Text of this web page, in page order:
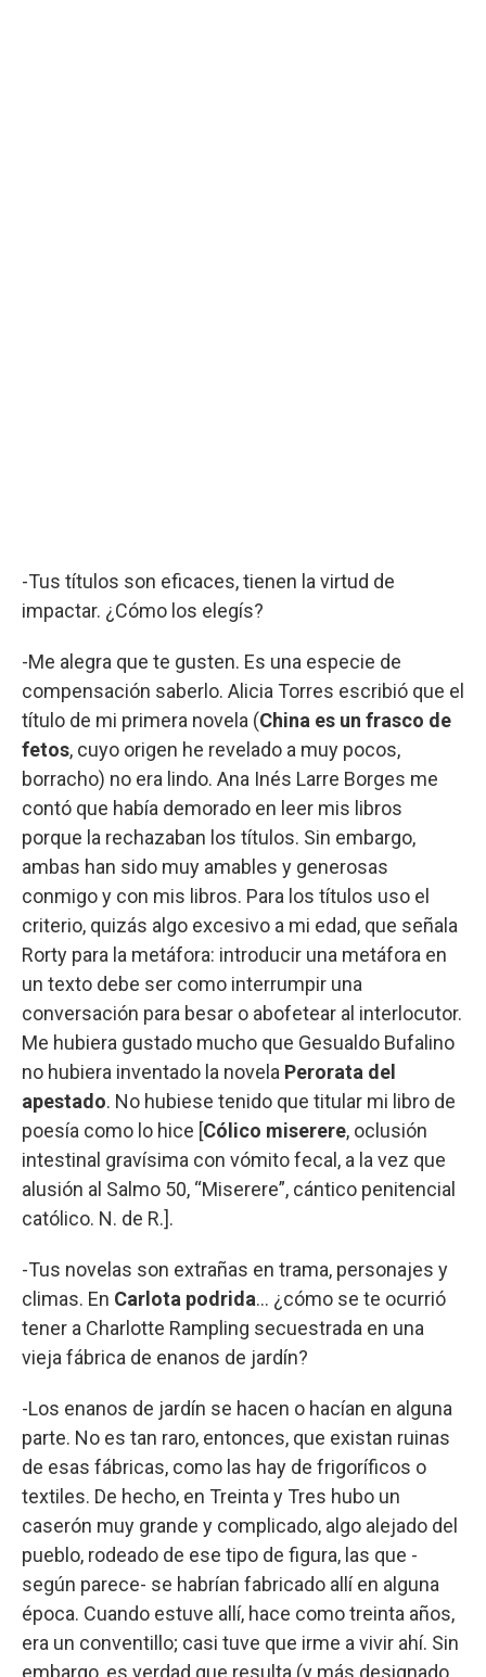
-Tus títulos son eficaces, tienen la virtud de
impactar. ¿Cómo los elegís?
-Me alegra que te gusten. Es una especie de
compensación saberlo. Alicia Torres escribió que el
título de mi primera novela (China es un frasco de
fetos, cuyo origen he revelado a muy pocos,
borracho) no era lindo. Ana Inés Larre Borges me
contó que había demorado en leer mis libros
porque la rechazaban los títulos. Sin embargo,
ambas han sido muy amables y generosas
conmigo y con mis libros. Para los títulos uso el
criterio, quizás algo excesivo a mi edad, que señala
Rorty para la metáfora: introducir una metáfora en
un texto debe ser como interrumpir una
conversación para besar o abofetear al interlocutor.
Me hubiera gustado mucho que Gesualdo Bufalino
no hubiera inventado la novela Perorata del
apestado. No hubiese tenido que titular mi libro de
poesía como lo hice [Cólico miserere, oclusión
intestinal gravísima con vómito fecal, a la vez que
alusión al Salmo 50, “Miserere”, cántico penitencial
católico. N. de R.].
-Tus novelas son extrañas en trama, personajes y
climas. En Carlota podrida… ¿cómo se te ocurrió
tener a Charlotte Rampling secuestrada en una
vieja fábrica de enanos de jardín?
-Los enanos de jardín se hacen o hacían en alguna
parte. No es tan raro, entonces, que existan ruinas
de esas fábricas, como las hay de frigoríficos o
textiles. De hecho, en Treinta y Tres hubo un
caserón muy grande y complicado, algo alejado del
pueblo, rodeado de ese tipo de figura, las que -
según parece- se habrían fabricado allí en alguna
época. Cuando estuve allí, hace como treinta años,
era un conventillo; casi tuve que irme a vivir ahí. Sin
embargo, es verdad que resulta (y más designado